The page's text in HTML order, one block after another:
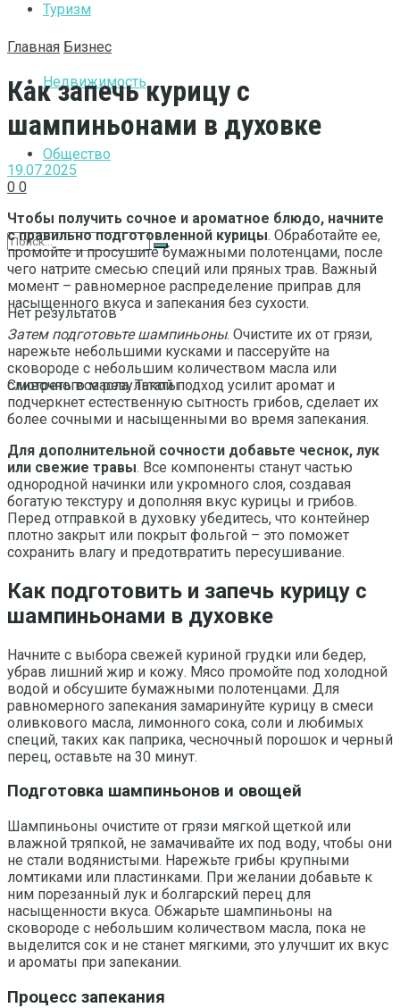
Туризм
Недвижимость
Общество
Нет результатов
Смотреть все результаты
Главная Бизнес
Как запечь курицу с
шампиньонами в духовке
19.07.2025
0 0
Чтобы получить сочное и ароматное блюдо, начните
с правильно подготовленной курицы. Обработайте ее,
промойте и просушите бумажными полотенцами, после
чего натрите смесью специй или пряных трав. Важный
момент – равномерное распределение приправ для
насыщенного вкуса и запекания без сухости.
Затем подготовьте шампиньоны. Очистите их от грязи,
нарежьте небольшими кусками и пассеруйте на
сковороде с небольшим количеством масла или
сливочного масла. Такой подход усилит аромат и
подчеркнет естественную сытность грибов, сделает их
более сочными и насыщенными во время запекания.
Для дополнительной сочности добавьте чеснок, лук
или свежие травы. Все компоненты станут частью
однородной начинки или укромного слоя, создавая
богатую текстуру и дополняя вкус курицы и грибов.
Перед отправкой в духовку убедитесь, что контейнер
плотно закрыт или покрыт фольгой – это поможет
сохранить влагу и предотвратить пересушивание.
Как подготовить и запечь курицу с
шампиньонами в духовке
Начните с выбора свежей куриной грудки или бедер,
убрав лишний жир и кожу. Мясо промойте под холодной
водой и обсушите бумажными полотенцами. Для
равномерного запекания замаринуйте курицу в смеси
оливкового масла, лимонного сока, соли и любимых
специй, таких как паприка, чесночный порошок и черный
перец, оставьте на 30 минут.
Подготовка шампиньонов и овощей
Шампиньоны очистите от грязи мягкой щеткой или
влажной тряпкой, не замачивайте их под воду, чтобы они
не стали водянистыми. Нарежьте грибы крупными
ломтиками или пластинками. При желании добавьте к
ним порезанный лук и болгарский перец для
насыщенности вкуса. Обжарьте шампиньоны на
сковороде с небольшим количеством масла, пока не
выделится сок и не станет мягкими, это улучшит их вкус
и ароматы при запекании.
Процесс запекания